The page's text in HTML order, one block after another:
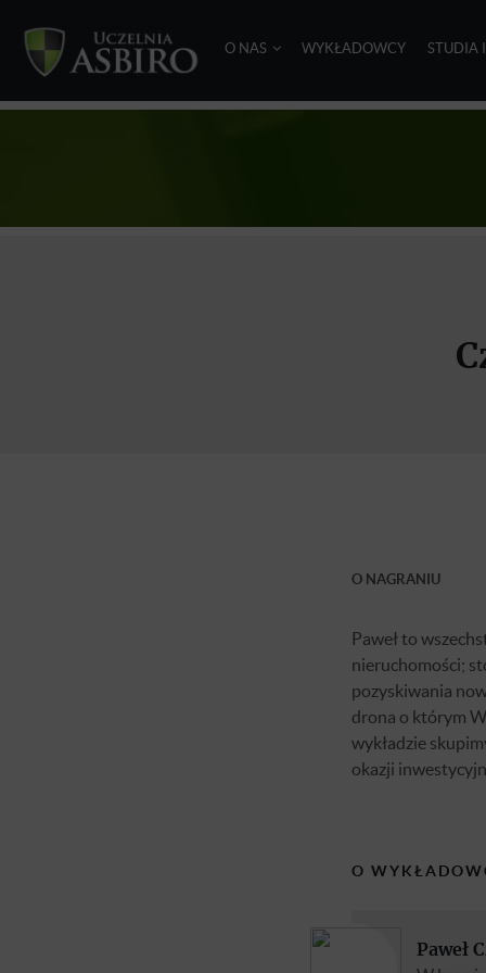
O NAS WYKŁADOWCY STUDIA
O NAGRANIU
Paweł to
nieruchomości;
pozyskiwania
drona o którym
wykładzie
okazji
O
Paweł